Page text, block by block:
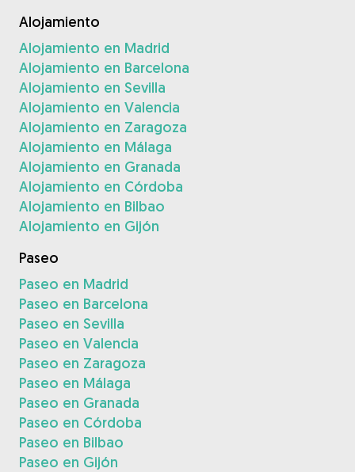
Alojamiento
Alojamiento en Madrid
Alojamiento en Barcelona
Alojamiento en Sevilla
Alojamiento en Valencia
Alojamiento en Zaragoza
Alojamiento en Málaga
Alojamiento en Granada
Alojamiento en Córdoba
Alojamiento en Bilbao
Alojamiento en Gijón
Paseo
Paseo en Madrid
Paseo en Barcelona
Paseo en Sevilla
Paseo en Valencia
Paseo en Zaragoza
Paseo en Málaga
Paseo en Granada
Paseo en Córdoba
Paseo en Bilbao
Paseo en Gijón